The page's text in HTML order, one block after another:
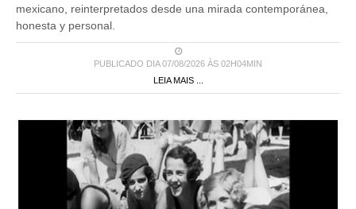
mexicano, reinterpretados desde una mirada contemporánea,
honesta y personal.
PUBLICADO DIA 07/08/2026 ÀS 02H04MIN
LEIA MAIS ...